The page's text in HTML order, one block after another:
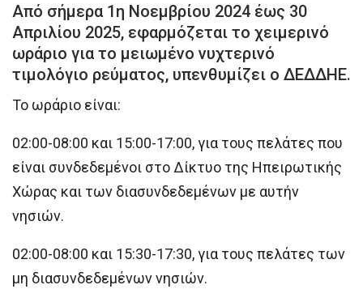
Από σήμερα 1η Νοεμβρίου 2024 έως 30
Απριλίου 2025, εφαρμόζεται το χειμερινό
ωράριο για το μειωμένο νυχτερινό
τιμολόγιο ρεύματος, υπενθυμίζει ο ΔΕΔΔΗΕ.
Το ωράριο είναι:
02:00-08:00 και 15:00-17:00, για τους πελάτες που
είναι συνδεδεμένοι στο Δίκτυο της Ηπειρωτικής
Χώρας και των διασυνδεδεμένων με αυτήν
νησιών.
02:00-08:00 και 15:30-17:30, για τους πελάτες των
μη διασυνδεδεμένων νησιών.